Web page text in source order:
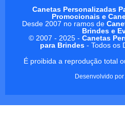
Canetas Personalizadas
Promocionais e
Desde 2007 no ramos de
Brindes e
© 2007 - 2025 - Canetas
para Brindes- Todos os
É proibida a reprodução total
Desenvolvido por